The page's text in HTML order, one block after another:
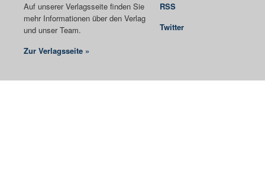
Auf unserer Verlagsseite finden Sie
mehr Informationen über den Verlag
und unser Team.
Zur Verlagsseite »
RSS
Twitter